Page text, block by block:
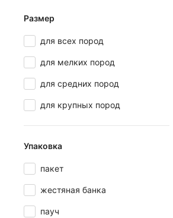
Размер
для всех пород
для мелких пород
для средних пород
для крупных пород
Упаковка
пакет
жестяная банка
пауч